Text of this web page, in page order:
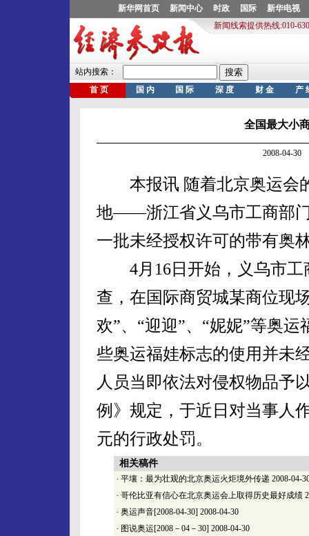
全国最大小
2008-04-30
本报讯 随着北京奥运会
地——浙江省义乌市工商部
一批未经授权许可的带有奥
4月16日开始，义乌市工
查，在国际商贸城某商位现
欢”、“迎迎”、“妮妮”等奥
些奥运福娃标志的使用并未
人员当即依法对侵权物品予
例》规定，于近日对当事人
元的行政处罚。
相关稿件
· 平壤：最为壮观的北京奥运火炬境外传递 2008-04-
· 哥伦比亚有信心在北京奥运会上取得历史最好成绩
· 奥运声音[2008-04-30] 2008-04-30
· 图说奥运[2008－04－30] 2008-04-30